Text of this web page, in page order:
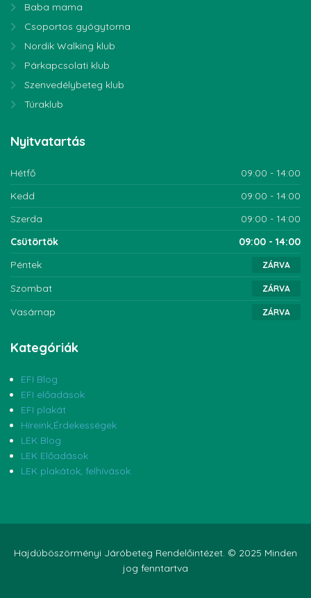
Baba mama
Csoportos gyógytorna
Nordik Walking klub
Párkapcsolati klub
Szenvedélybeteg klub
Túraklub
Nyitvatartás
Hétfő
09:00 - 14:00
Kedd
09:00 - 14:00
Szerda
09:00 - 14:00
Csütörtök
09:00 - 14:00
Péntek
ZÁRVA
Szombat ZÁRVA
Vasárnap ZÁRVA
Kategóriák
EFI Blog
EFI előadások
EFI plakát
Híreink,Érdekességek
LEK Blog
LEK Előadások
LEK plakátok, felhívások
Hajdúböszörményi Járóbeteg Rendelőintézet. © 2025 Minden
jog fenntartva